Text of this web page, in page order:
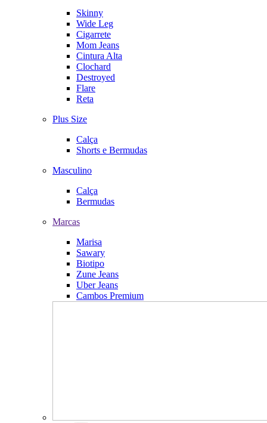
Skinny
Wide Leg
Cigarrete
Mom Jeans
Cintura Alta
Clochard
Destroyed
Flare
Reta
Plus Size
Calça
Shorts e Bermudas
Masculino
Calça
Bermudas
Marcas
Marisa
Sawary
Biotipo
Zune Jeans
Uber Jeans
Cambos Premium